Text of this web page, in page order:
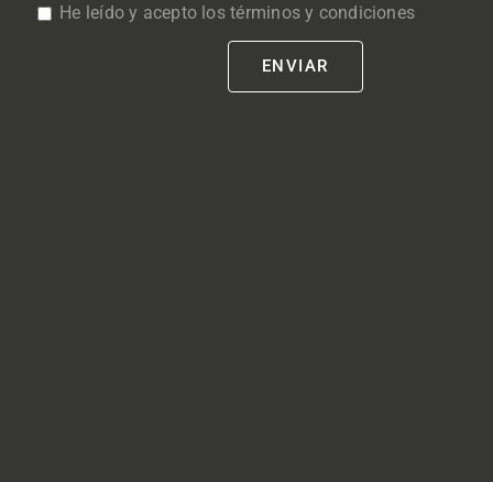
He leído y acepto los términos y condiciones